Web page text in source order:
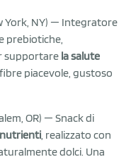
York, NY) — Integratore
prebiotiche,
supportare la salute
piacevole, gustoso
OR) — Snack di
, realizzato con
dolci. Una